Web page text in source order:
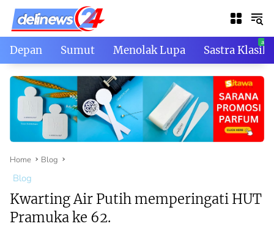
Skip
content
Depan Sumut Menolak Lupa Sastra Klasik
Home Blog
Blog
Kwarting Air Putih memperingati HUT
Pramuka ke 62.